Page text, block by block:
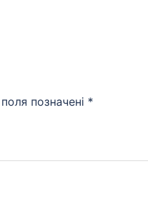
позначені *